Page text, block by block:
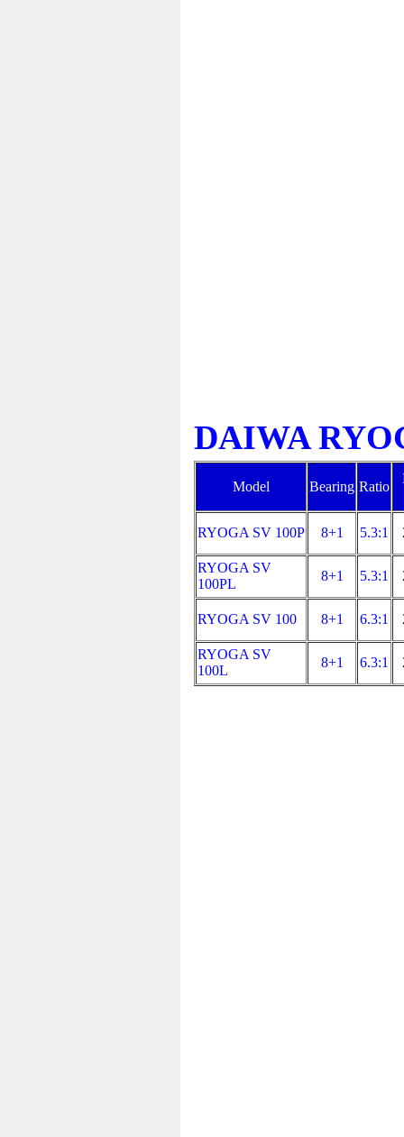
DAIWA
Model Bearing Ratio
RYOGA SV 100P 8+1 5.3:1
RYOGA SV
100PL
8+1 5.3:1
RYOGA SV 100 8+1 6.3:1
RYOGA SV
100L
8+1 6.3:1